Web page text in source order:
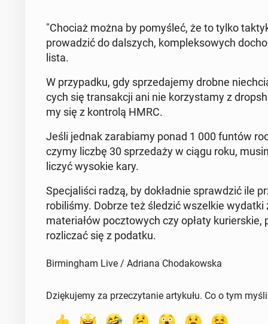
"Chociaż można by po­my­śleć, że to tylko
pro­wa­dzić do dal­szych, kom­plek­so­wych
li­sta.
W przy­pad­ku, gdy sprze­da­je­my drobne
cych się trans­ak­cji ani nie ko­rzy­sta­my z
my się z kon­tro­lą HMRC.
Jeśli jednak za­ra­bia­my ponad 1 000 funtów
czy­my liczbę 30 sprze­da­ży w ciągu roku,
li­czyć wysokie kary.
Spe­cja­li­ści radzą, by do­kład­nie spraw­dzić ile
ro­bi­li­śmy. Dobrze też śledzić wszel­kie
ma­te­ria­łów pocz­to­wych czy opłaty
roz­li­czać się z podatku.
Birmingham Live / Adriana Chodakowska
Dziękujemy za przeczytanie artykułu. Co o tym